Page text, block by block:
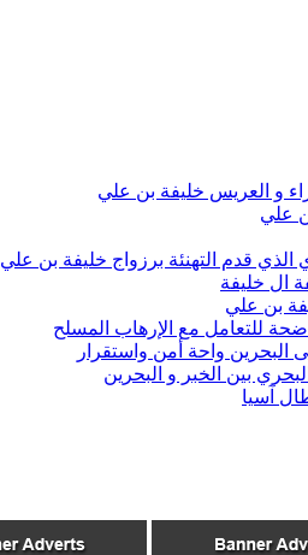
و العريس خليفة بن علي
علي
قدم التهنئة برزواج خليفة بن علي
ال خليفة
بن علي
للتعامل مع الإرهاب المسلح
واحة أمن واستقرار
بين الخبر و البحرين
آسيا